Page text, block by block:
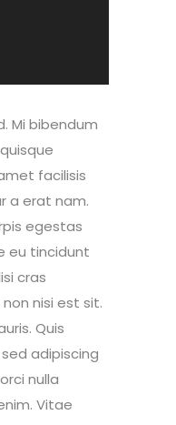
Mi bibendum
facilisis
a erat nam.
egestas
eu tincidunt
cras
nisi est sit.
Quis
adipiscing
nulla
Vitae